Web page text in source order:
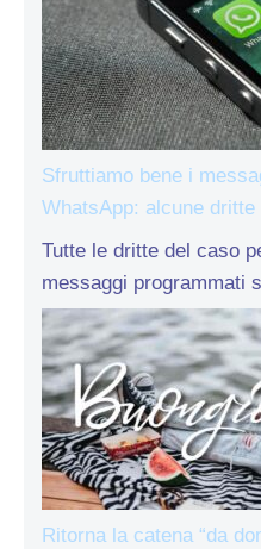
Sfruttiamo bene i
WhatsApp: alcune dritte
Tutte le dritte del caso
messaggi programmati
Ritorna la catena “da